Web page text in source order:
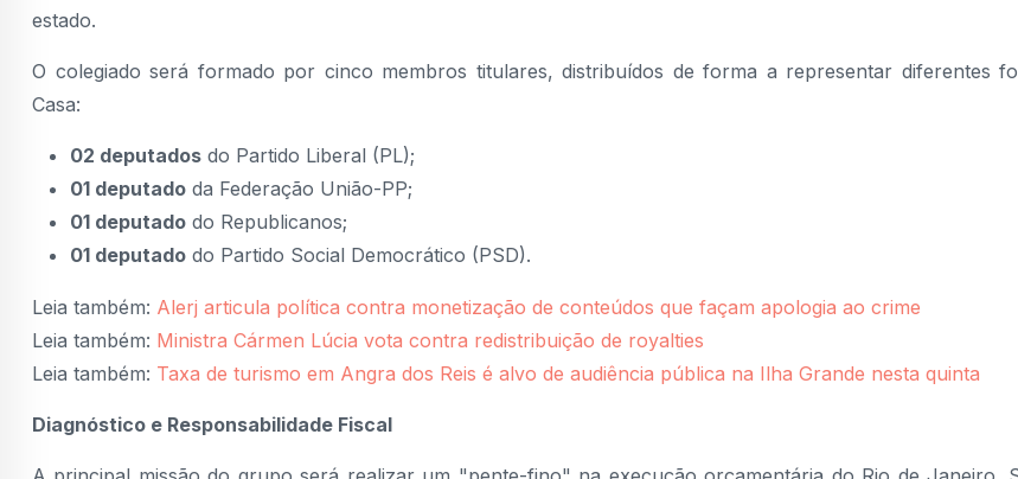
estado.
O colegiado será formado por cinco membros titulares, distribuídos de forma a representar diferentes
Casa:
02 deputados do Partido Liberal (PL);
01 deputado da Federação União-PP;
01 deputado do Republicanos;
01 deputado do Partido Social Democrático (PSD).
Leia também: Alerj articula política contra monetização de conteúdos que façam apologia ao crime
Leia também: Ministra Cármen Lúcia vota contra redistribuição de royalties
Leia também: Taxa de turismo em Angra dos Reis é alvo de audiência pública na Ilha Grande nesta quinta
Diagnóstico e Responsabilidade Fiscal